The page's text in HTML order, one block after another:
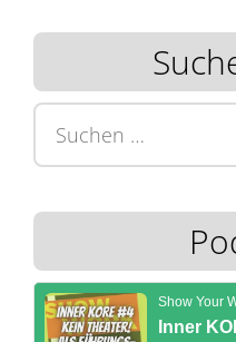
nach: